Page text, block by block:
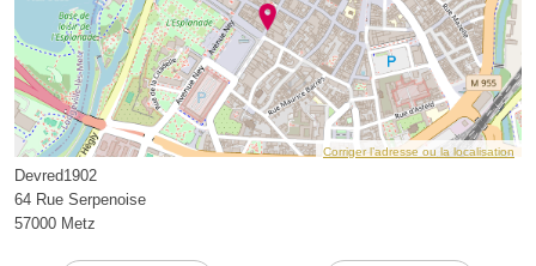
Corriger l’adresse ou la localisation
Devred1902
64 Rue Serpenoise
57000 Metz